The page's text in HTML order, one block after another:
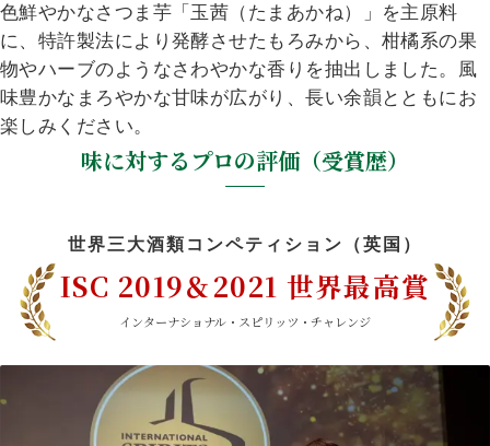
色鮮やかなさつま芋「玉茜（たまあかね）」を主原料
に、特許製法により発酵させたもろみから、柑橘系の果
物やハーブのようなさわやかな香りを抽出しました。風
味豊かなまろやかな甘味が広がり、長い余韻とともにお
楽しみください。
味に対するプロの評価（受賞歴）
世界三大酒類コンペティション（英国）
ISC 2019＆2021 世界最高賞
インターナショナル・スピリッツ・チャレンジ